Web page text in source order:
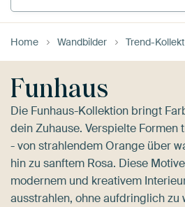
Home Wandbilder Trend-
Funhaus
Die Funhaus-Kollektion bringt
dein Zuhause. Verspielte Formen
- von strahlendem Orange über
hin zu sanftem Rosa. Diese
modernem und kreativem
ausstrahlen, ohne aufdringlich zu